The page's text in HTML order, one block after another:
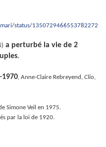
status/1350729466553782272
a perturbé la vie de 2
.
1970, Anne-Claire Rebreyend, Clio,
Simone Veil en 1975.
par la loi de 1920.